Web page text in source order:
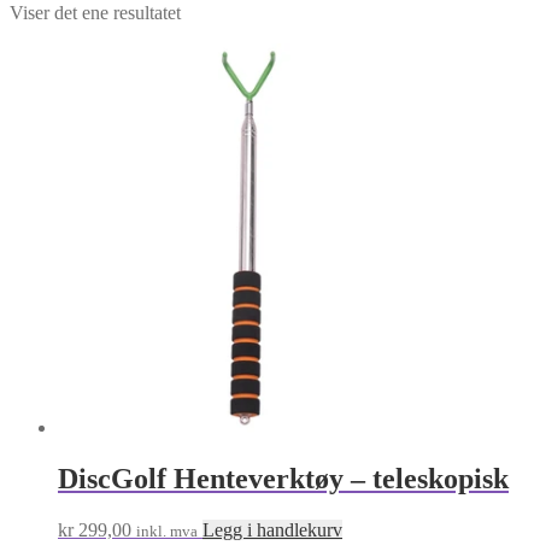
Viser det ene resultatet
DiscGolf Henteverktøy – teleskopisk
kr299,00 inkl. mva Legg i handlekurv